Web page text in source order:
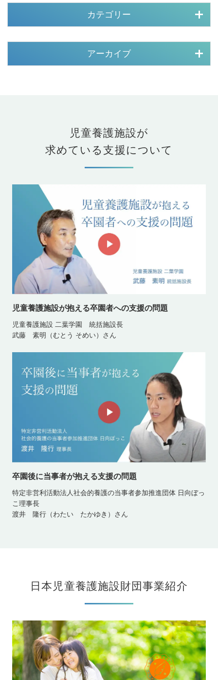
カテゴリー
アーカイブ
児童養護施設が
求めている支援について
児童養護施設が抱える卒園者への支援の問題
児童養護施設 二葉学園 統括施設長
武藤 素明（むとう そめい）さん
卒園後に当事者が抱える支援の問題
特定非営利活動法人社会的養護の当事者参加推進団体 日向ぼっ
こ理事長
渡井 隆行（わたい たかゆき）さん
日本児童養護施設財団事業紹介